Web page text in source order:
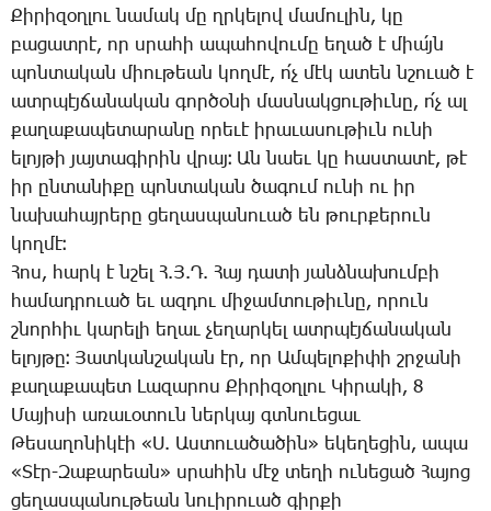
­Քի­րի­զօղ­լու նա­մակ մը ղրկե­լով մա­մու­լին, կը
բա­ցատ­րէ, որ սրա­հի ա­պա­հո­վու­մը ե­ղած է միա՛յն
պոն­տա­կան միու­թեան կող­մէ, ո՛չ մէկ ա­տեն նշո­ւած է
ատր­պէյ­ճա­նա­կան գոր­ծօ­նի մաս­նակ­ցու­թիւ­նը, ո՛չ ալ
քա­ղա­քա­պե­տա­րա­նը ո­րե­ւէ ի­րա­ւա­սու­թիւն ու­նի
ե­լոյ­թի յայ­տա­գի­րին վրայ։ Ան նաեւ կը հաս­տա­տէ, թէ
իր ըն­տա­նի­քը պոն­տա­կան ծա­գում ու­նի ու իր
նա­խա­հայ­րե­րը ցե­ղաս­պա­նո­ւած են թուր­քե­րուն
կող­մէ։
­Հոս, հարկ է նշել Հ.Յ.Դ. ­Հայ դա­տի յանձ­նա­խում­բի
հա­մադ­րո­ւած եւ ազ­դու մի­ջամ­տու­թիւ­նը, ո­րուն
շնոր­հիւ կա­րե­լի ե­ղաւ չե­ղար­կել ատր­պէյ­ճա­նա­կան
ե­լոյ­թը։ ­Յատ­կանշա­կան էր, որ Ամ­պե­լո­քի­փի շրջա­նի
քա­ղա­քա­պետ ­Լա­զա­րոս ­Քի­րի­զօղ­լու ­Կի­րա­կի, 8
­Մա­յի­սի ա­ռա­ւօ­տուն ներ­կայ գտնո­ւե­ցաւ
­Թե­սա­ղո­նի­կէի «Ս. Աս­տո­ւա­ծա­ծին» ե­կե­ղե­ցին, ա­պա
«­Տէր­-Զա­քա­րեան» սրա­հին մէջ տե­ղի ու­նե­ցած ­Հա­յոց
ցե­ղաս­պա­նու­թեան նո­ւի­րուած գիր­քի